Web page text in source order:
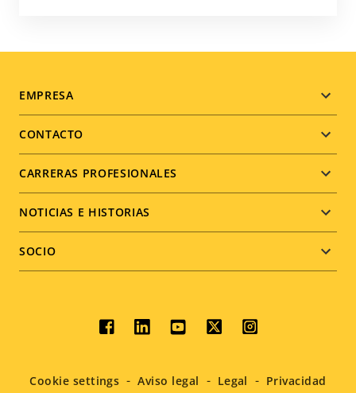
Panamá
Perú
Polonia
República Checa
Rumanía
Footer
menu
EMPRESA
CONTACTO
CARRERAS PROFESIONALES
NOTICIAS E HISTORIAS
SOCIO
Social
menu
Cookie settings Aviso legal Legal Privacidad